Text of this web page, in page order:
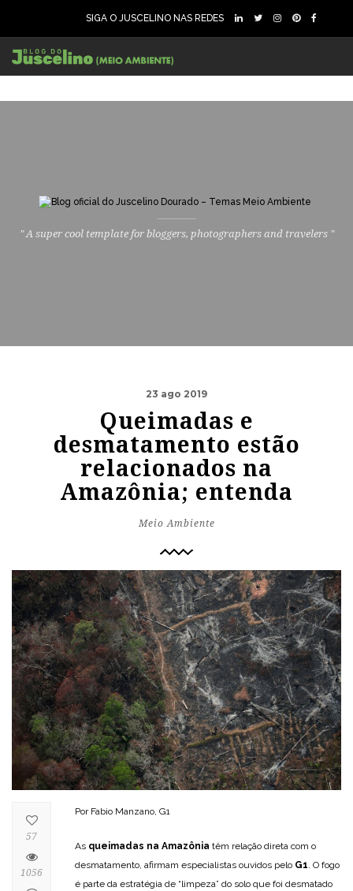
SIGA O JUSCELINO NAS REDES
" A super cool template for bloggers, photographers and travelers "
23 ago 2019
Queimadas e
desmatamento estão
relacionados na
Amazônia; entenda
Meio Ambiente
Por Fabio Manzano, G1
As queimadas na Amazônia têm relação direta com o
desmatamento, afirmam especialistas ouvidos pelo G1. O fogo
é parte da estratégia de “limpeza” do solo que foi desmatado
57
1056